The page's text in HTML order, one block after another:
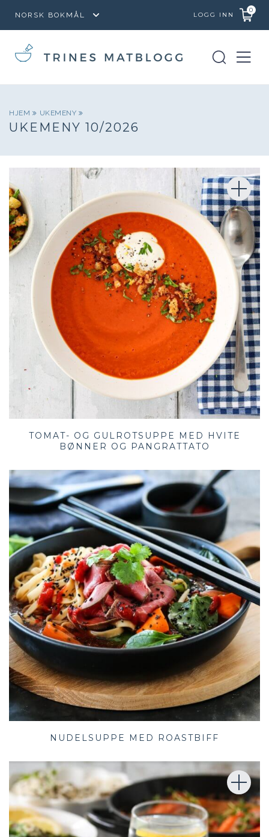
LOGG INN
0
HJEM UKEMENY
UKEMENY 10/2026
TOMAT- OG GULROTSUPPE MED HVITE
BØNNER OG PANGRATTATO
NUDELSUPPE MED ROASTBIFF